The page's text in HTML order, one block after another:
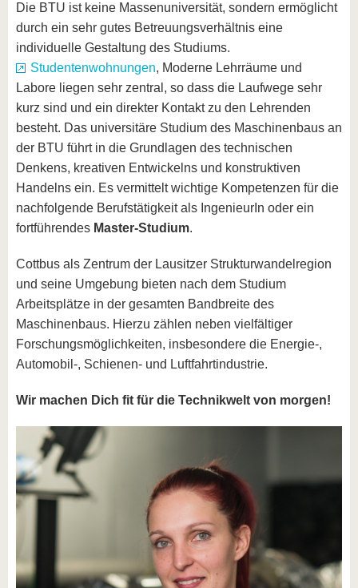
Die BTU ist keine Massenuniversität, sondern ermöglicht
durch ein sehr gutes Betreuungsverhältnis eine
individuelle Gestaltung des Studiums.
Studentenwohnungen, Moderne Lehrräume und
Labore liegen sehr zentral, so dass die Laufwege sehr
kurz sind und ein direkter Kontakt zu den Lehrenden
besteht. Das universitäre Studium des Maschinenbaus an
der BTU führt in die Grundlagen des technischen
Denkens, kreativen Entwickelns und konstruktiven
Handelns ein. Es vermittelt wichtige Kompetenzen für die
nachfolgende Berufstätigkeit als IngenieurIn oder ein
fortführendes Master-Studium.
Cottbus als Zentrum der Lausitzer Strukturwandelregion
und seine Umgebung bieten nach dem Studium
Arbeitsplätze in der gesamten Bandbreite des
Maschinenbaus. Hierzu zählen neben vielfältiger
Forschungsmöglichkeiten, insbesondere die Energie-,
Automobil-, Schienen- und Luftfahrtindustrie.
Wir machen Dich fit für die Technikwelt von morgen!